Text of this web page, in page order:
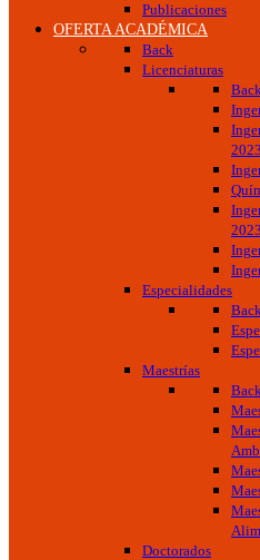
Publicaciones
OFERTA ACADÉMICA
Back
Licenciaturas
2023
2023
Especialidades
Maestrías
Doctorados